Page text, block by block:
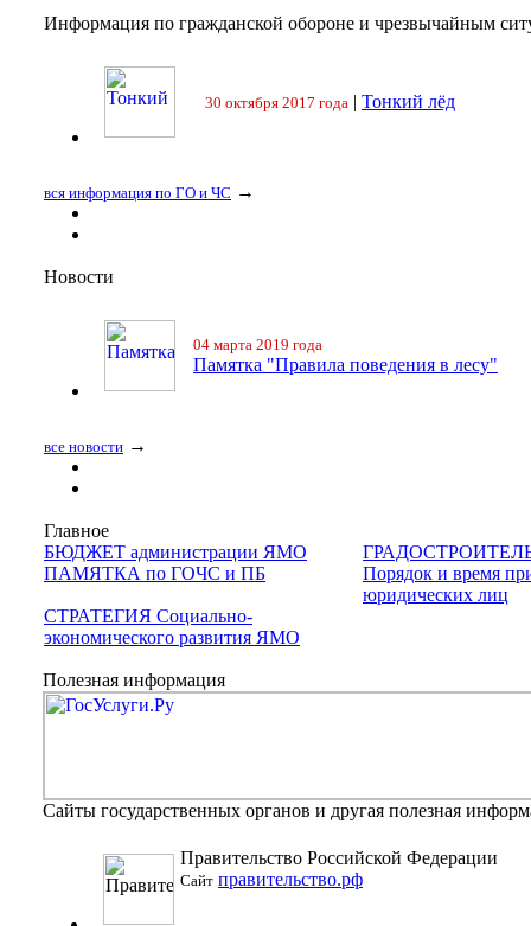
Информация по гражданской обороне и чрезвычайным
30 октября 2017 года | Тонкий лёд
вся информация по ГО и ЧС →
Новости
04 марта 2019 года
Памятка "Правила поведения в лесу"
все новости →
Главное
БЮДЖЕТ администрации ЯМО
ПАМЯТКА по ГОЧС и ПБ
Порядок и время
юридических лиц
СТРАТЕГИЯ Социально-
экономического развития ЯМО
Полезная информация
Сайты государственных органов и другая полезная
Правительство Российской Федерации
Сайт правительство.рф